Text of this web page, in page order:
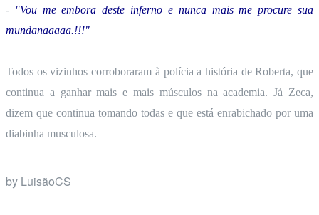
- "Vou me embora deste inferno e nunca mais me procure sua
mundanaaaaa.!!!"
Todos os vizinhos corroboraram à polícia a história de Roberta, que
continua a ganhar mais e mais músculos na academia. Já Zeca,
dizem que continua tomando todas e que está enrabichado por uma
diabinha musculosa.
by LuisãoCS